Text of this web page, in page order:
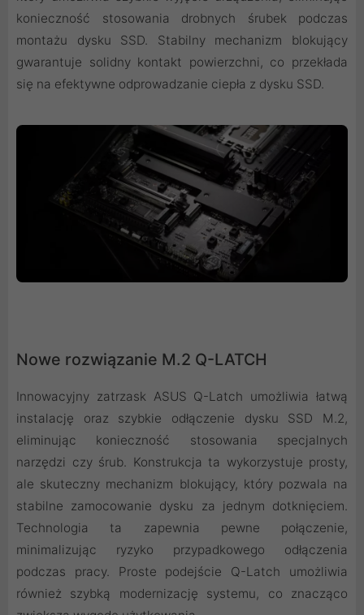
konieczność stosowania drobnych śrubek podczas
montażu dysku SSD. Stabilny mechanizm blokujący
gwarantuje solidny kontakt powierzchni, co przekłada
się na efektywne odprowadzanie ciepła z dysku SSD.
Nowe rozwiązanie M.2 Q-LATCH
Innowacyjny zatrzask ASUS Q-Latch umożliwia łatwą
instalację oraz szybkie odłączenie dysku SSD M.2,
eliminując konieczność stosowania specjalnych
narzędzi czy śrub. Konstrukcja ta wykorzystuje prosty,
ale skuteczny mechanizm blokujący, który pozwala na
stabilne zamocowanie dysku za jednym dotknięciem.
Technologia ta zapewnia pewne połączenie,
minimalizując ryzyko przypadkowego odłączenia
podczas pracy. Proste podejście Q-Latch umożliwia
również szybką modernizację systemu, co znacząco